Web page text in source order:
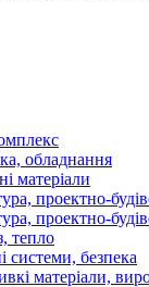
обладнання
матеріали
проектно-
проектно-
тепло
системи, безпека
матеріали,